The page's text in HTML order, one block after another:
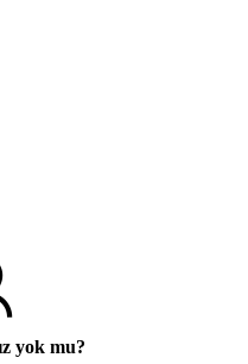
yok mu?